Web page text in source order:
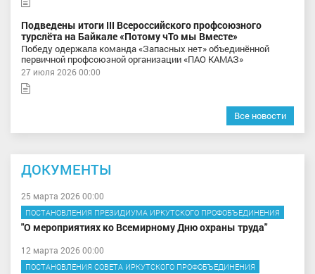
Подведены итоги III Всероссийского профсоюзного
турслёта на Байкале «Потому чТо мы Вместе»
Победу одержала команда «Запасных нет» объединённой
первичной профсоюзной организации «ПАО КАМАЗ»
27 июля 2026 00:00
Все новости
ДОКУМЕНТЫ
25 марта 2026 00:00
ПОСТАНОВЛЕНИЯ ПРЕЗИДИУМА ИРКУТСКОГО ПРОФОБЪЕДИНЕНИЯ
"О мероприятиях ко Всемирному Дню охраны труда"
12 марта 2026 00:00
ПОСТАНОВЛЕНИЯ СОВЕТА ИРКУТСКОГО ПРОФОБЪЕДИНЕНИЯ